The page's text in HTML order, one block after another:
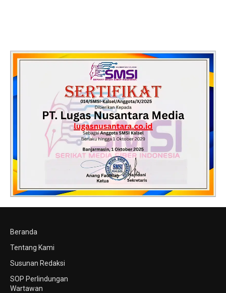
Beranda
Tentang Kami
Susunan Redaksi
SOP Perlindungan
Wartawan